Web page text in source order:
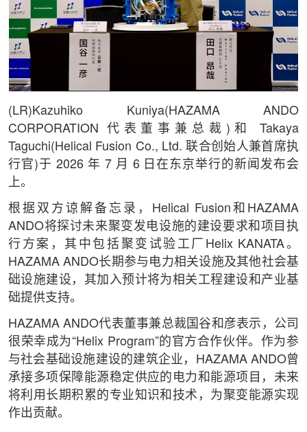
(LR)Kazuhiko Kuniya(HAZAMA ANDO
CORPORATION 代表董事兼总裁)和 Takaya
Taguchi(Helical Fusion Co., Ltd. 联合创始人兼首席执
行官)于 2026 年 7 月 6 日在东京举行的新闻发布会
上。
根据双方谅解备忘录，Helical Fusion和HAZAMA
ANDO将探讨未来聚变发电设施的建设要求和项目执
行方案，其中包括聚变试验工厂Helix KANATA。
HAZAMA ANDO长期参与电力相关设施及其他社会基
础设施建设，其加入预计将为相关工程建设和产业基
础提供支持。
HAZAMA ANDO代表董事兼总裁国谷和彦表示，公司
很荣幸成为“Helix Program”的官方合作伙伴。作为参
与社会基础设施建设的建筑企业，HAZAMA ANDO曾
承接多项保障能源稳定供应的电力和能源项目，未来
将利用长期积累的专业知识和技术，为聚变能源实现
作出贡献。